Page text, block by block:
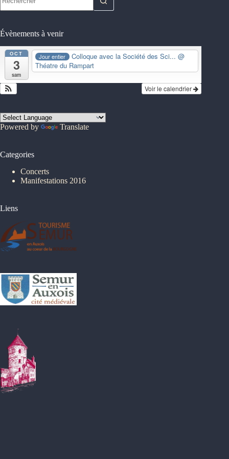
résultat
Évènements à venir
OCT
3
sam
Jour entier Colloque avec la Société des Sci...@
Théatre du Rampart
Voir le calendrier
Powered by Translate
Categories
Concerts
Manifestations 2016
Liens